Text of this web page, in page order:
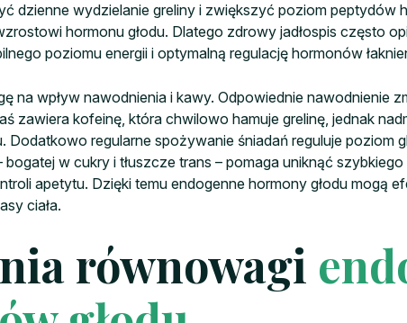
dzienne wydzielanie greliny i zwiększyć poziom peptydów
hormonu głodu. Dlatego zdrowy jadłospis często
poziomu energii i optymalną regulację hormonów
na wpływ nawodnienia i kawy. Odpowiednie nawodnienie
zawiera kofeinę, która chwilowo hamuje grelinę, jednak
Dodatkowo regularne spożywanie śniadań reguluje
w cukry i tłuszcze trans – pomaga uniknąć szybkiego
apetytu. Dzięki temu endogenne hormony głodu mogą
ciała.
równowagi